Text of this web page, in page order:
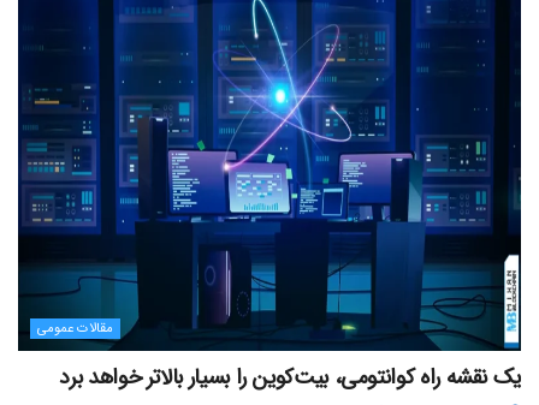
مقالات عمومی
یک نقشه راه کوانتومی، بیت‌کوین را بسیار بالاتر خواهد برد